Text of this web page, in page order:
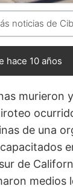
noticias de
hace 10 años
murieron
de una
de
medios